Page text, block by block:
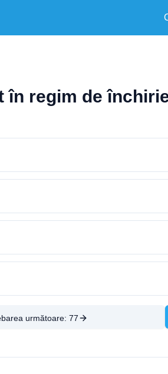
regim de
următoare: 77